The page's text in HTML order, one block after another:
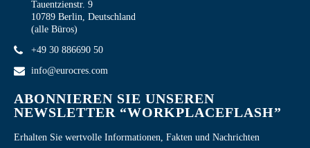
Tauentzienstr. 9
10789 Berlin, Deutschland
(alle Büros)
+49 30 886690 50
info@eurocres.com
ABONNIEREN SIE UNSEREN
NEWSLETTER “WORKPLACEFLASH”
Erhalten Sie wertvolle Informationen, Fakten und Nachrichten